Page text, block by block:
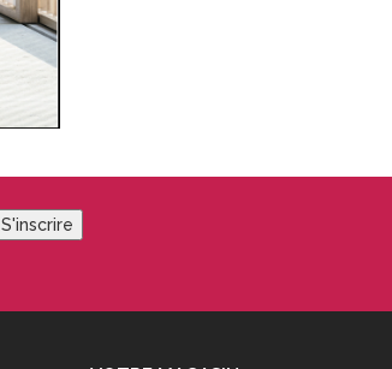
S'inscrire